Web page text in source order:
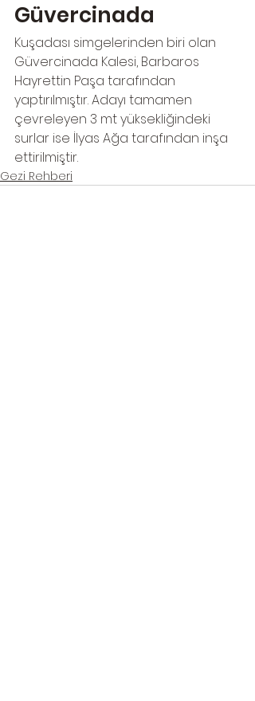
Güvercinada
Kuşadası simgelerinden biri olan
Güvercinada Kalesi, Barbaros
Hayrettin Paşa tarafından
yaptırılmıştır. Adayı tamamen
çevreleyen 3 mt yüksekliğindeki
surlar ise İlyas Ağa tarafından inşa
ettirilmiştir.
Gezi Rehberi